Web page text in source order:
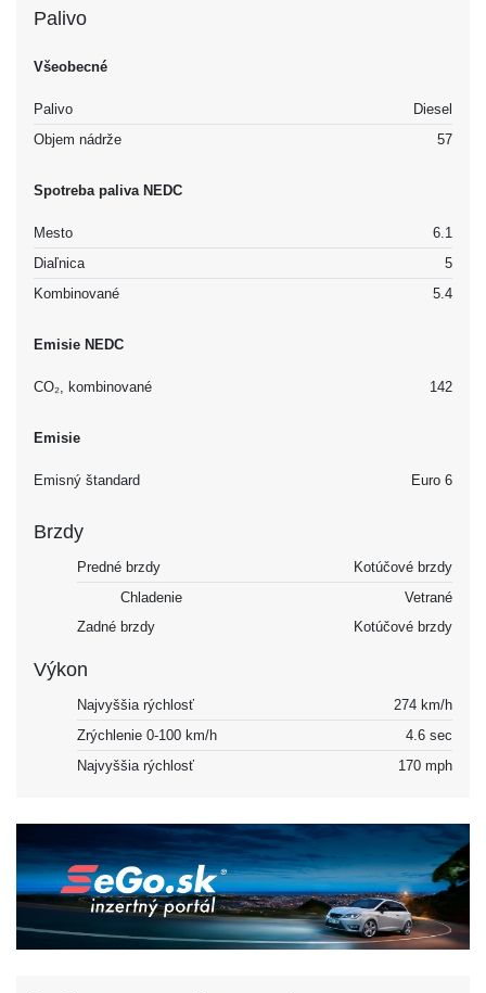
Palivo
Všeobecné
Palivo
Diesel
Objem nádrže
57
Spotreba paliva NEDC
Mesto
6.1
Diaľnica
5
Kombinované
5.4
Emisie NEDC
CO₂, kombinované 142
Emisie
Emisný štandard Euro 6
Brzdy
Predné brzdy
Kotúčové brzdy
Chladenie
Vetrané
Zadné brzdy
Kotúčové brzdy
Výkon
Najvyššia rýchlosť
274 km/h
Zrýchlenie 0-100 km/h
4.6 sec
Najvyššia rýchlosť
170 mph